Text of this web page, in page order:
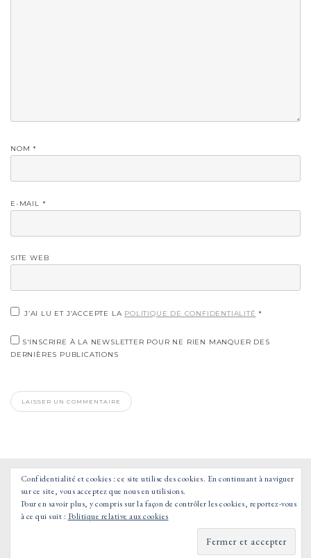
NOM *
E-MAIL *
SITE WEB
J’AI LU ET J’ACCEPTE LA POLITIQUE DE CONFIDENTIALITÉ *
S'INSCRIRE À LA NEWSLETTER POUR NE RIEN MANQUER DES
DERNIÈRES PUBLICATIONS
© 2021 GOOD MORNING VOYAGE - TOUS DROITS RESERVES.
Confidentialité et cookies : ce site utilise des cookies. En continuant à naviguer
sur ce site, vous acceptez que nous en utilisions.
Pour en savoir plus, y compris sur la façon de contrôler les cookies, reportez-vous
à ce qui suit : Politique relative aux cookies